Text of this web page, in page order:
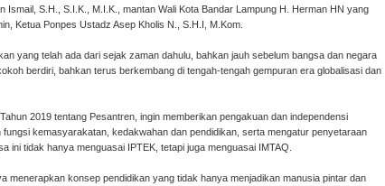
S.H., S.I.K., M.I.K., mantan Wali Kota Bandar Lampung H. Herman HN yang
Ketua Ponpes Ustadz Asep Kholis N., S.H.I, M.Kom.
yang telah ada dari sejak zaman dahulu, bahkan jauh sebelum bangsa dan negara
berdiri, bahkan terus berkembang di tengah-tengah gempuran era globalisasi dan
2019 tentang Pesantren, ingin memberikan pengakuan dan independensi
kemasyarakatan, kedakwahan dan pendidikan, serta mengatur penyetaraan
ini tidak hanya menguasai IPTEK, tetapi juga menguasai IMTAQ.
menerapkan konsep pendidikan yang tidak hanya menjadikan manusia pintar dan